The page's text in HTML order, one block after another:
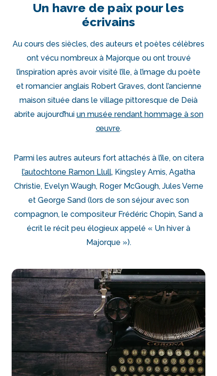
Un havre de paix pour les
écrivains
Au cours des siècles, des auteurs et poètes célèbres
ont vécu nombreux à Majorque ou ont trouvé
l’inspiration après avoir visité l’île, à l’image du poète
et romancier anglais Robert Graves, dont l’ancienne
maison située dans le village pittoresque de Deià
abrite aujourd’hui un musée rendant hommage à son
œuvre.
Parmi les autres auteurs fort attachés à l’île, on citera
l’autochtone Ramon Llull, Kingsley Amis, Agatha
Christie, Evelyn Waugh, Roger McGough, Jules Verne
et George Sand (lors de son séjour avec son
compagnon, le compositeur Frédéric Chopin, Sand a
écrit le récit peu élogieux appelé « Un hiver à
Majorque »).